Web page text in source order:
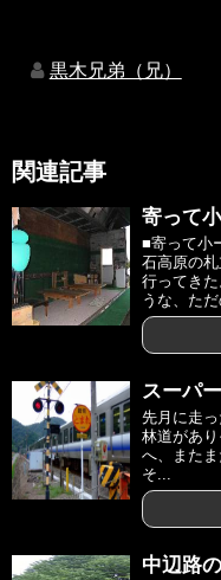
黒木兄弟（兄）
関連記事
寄って
■寄って小
石高原の
行ってき
うな、た
スーパ
先月に走
林道があ
へ、また
そ...
中辺路